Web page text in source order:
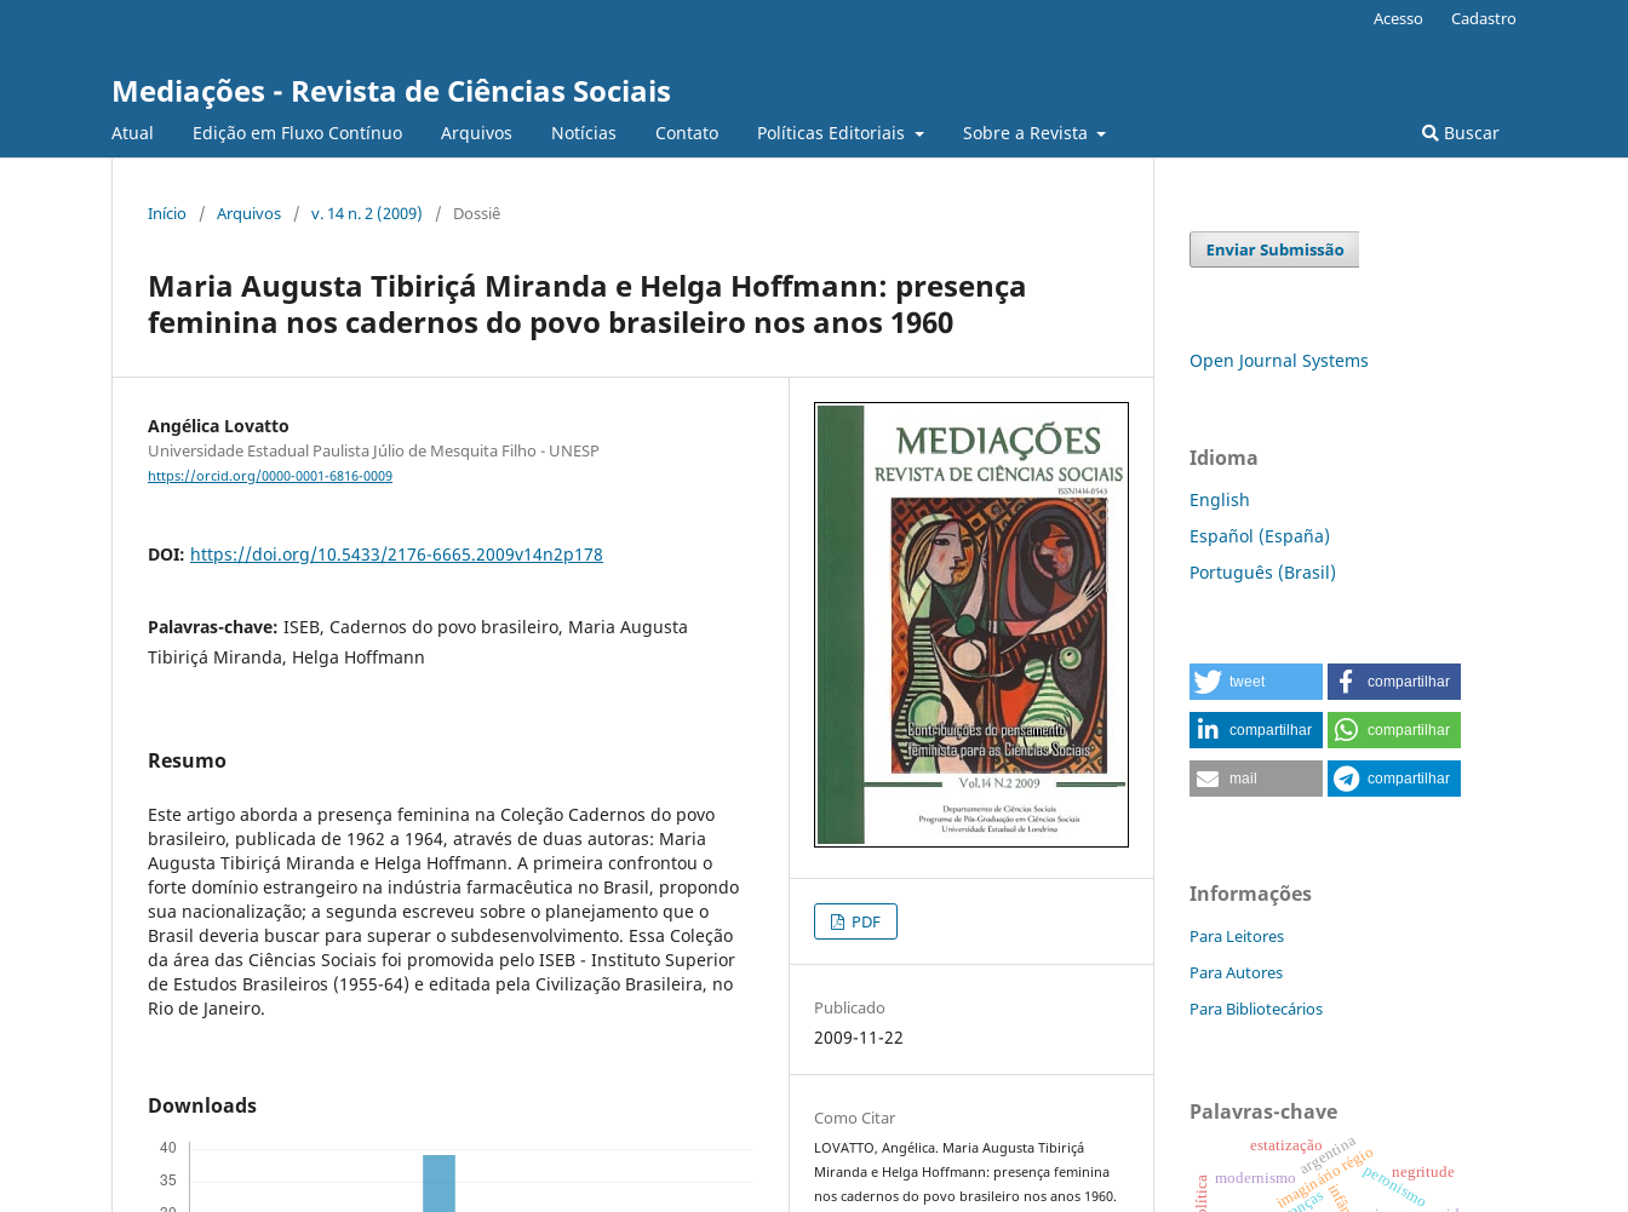
Mediações - Revista de Ciências Sociais
Atual Edição em Fluxo Contínuo Arquivos Notícias Contato Políticas Editoriais Sobre a Revista Buscar
Acesso Cadastro
Início / Arquivos / v. 14 n. 2 (2009) / Dossiê
Maria Augusta Tibiriçá Miranda e Helga Hoffmann: presença
feminina nos cadernos do povo brasileiro nos anos 1960
Angélica Lovatto
Universidade Estadual Paulista Júlio de Mesquita Filho - UNESP
https://orcid.org/0000-0001-6816-0009
DOI: https://doi.org/10.5433/2176-6665.2009v14n2p178
Palavras-chave: ISEB, Cadernos do povo brasileiro, Maria Augusta
Tibiriçá Miranda, Helga Hoffmann
Resumo
Este artigo aborda a presença feminina na Coleção Cadernos do povo
brasileiro, publicada de 1962 a 1964, através de duas autoras: Maria
Augusta Tibiriçá Miranda e Helga Hoffmann. A primeira confrontou o
forte domínio estrangeiro na indústria farmacêutica no Brasil, propondo
sua nacionalização; a segunda escreveu sobre o planejamento que o
Brasil deveria buscar para superar o subdesenvolvimento. Essa Coleção
da área das Ciências Sociais foi promovida pelo ISEB - Instituto Superior
de Estudos Brasileiros (1955-64) e editada pela Civilização Brasileira, no
Rio de Janeiro.
Downloads
PDF
Publicado
2009-11-22
Como Citar
LOVATTO, Angélica. Maria Augusta Tibiriçá
Miranda e Helga Hoffmann: presença feminina
nos cadernos do povo brasileiro nos anos 1960.
Open Journal Systems
Idioma
English
Español (España)
Português (Brasil)
tweet compartilhar
compartilhar compartilhar
mail compartilhar
Informações
Para Leitores
Para Autores
Para Bibliotecários
Palavras-chave
imaginário régioperonismo
argentina
modernismo negritude
estatização